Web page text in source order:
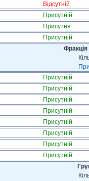
Відсутній
Присутній
Присутня
Присутній
Фракція
Присутній
Присутній
Присутній
Присутній
Присутній
Присутній
Присутній
Присутній